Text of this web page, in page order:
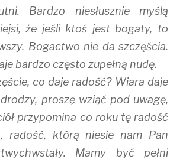
Bardzo niesłusznie myślą
że jeśli ktoś jest bogaty, to
Bogactwo nie da szczęścia.
bardzo często zupełną nudę.
co daje radość? Wiara daje
proszę wziąć pod uwagę,
przypomina co roku tę radość
radość, którą niesie nam Pan
Mamy być pełni